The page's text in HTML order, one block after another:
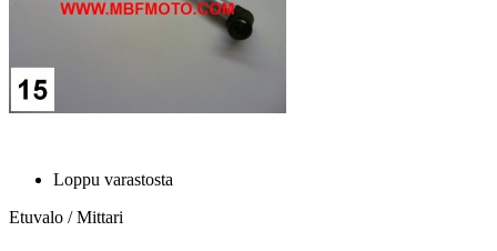
Loppu varastosta
Etuvalo / Mittari